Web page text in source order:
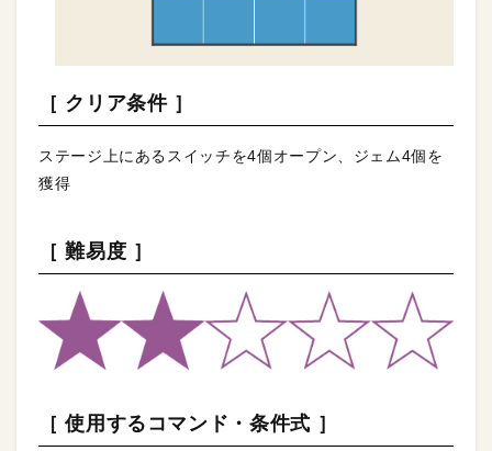
［ クリア条件 ］
ステージ上にあるスイッチを4個オープン、ジェム4個を
獲得
［ 難易度 ］
［ 使用するコマンド・条件式 ］